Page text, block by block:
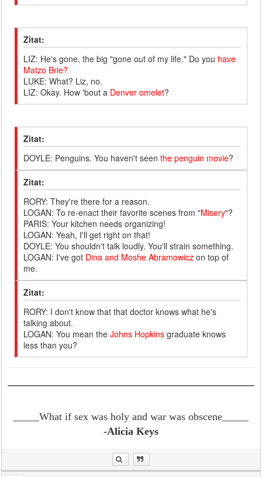
Zitat:
LIZ: He's gone, the big "gone out of my life." Do you have
Matzo Brie?
LUKE: What? Liz, no.
LIZ: Okay. How 'bout a Denver omelet?
Zitat:
DOYLE: Penguins. You haven't seenthe penguin movie?
Zitat:
RORY: They're there for a reason.
LOGAN: To re-enact their favorite scenes from "Misery"?
PARIS: Your kitchen needs organizing!
LOGAN: Yeah, I'll get right on that!
DOYLE: You shouldn't talk loudly. You'll strain something.
LOGAN: I've got Dina and Moshe Abramowicz on top of
me.
Zitat:
RORY: I don't know that that doctor knows what he's
talking about.
LOGAN: You mean theJohns Hopkins graduate knows
less than you?
_____What if sex was holy and war was obscene
-Alicia Keys